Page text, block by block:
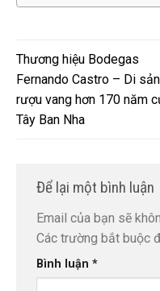
Thương hiệu Bodegas
Fernando Castro – Di sản
rượu vang hơn 170 năm
Tây Ban Nha
Để lại một bình luận
Email của bạn sẽ
Các trường bắt buộc
Bình luận *